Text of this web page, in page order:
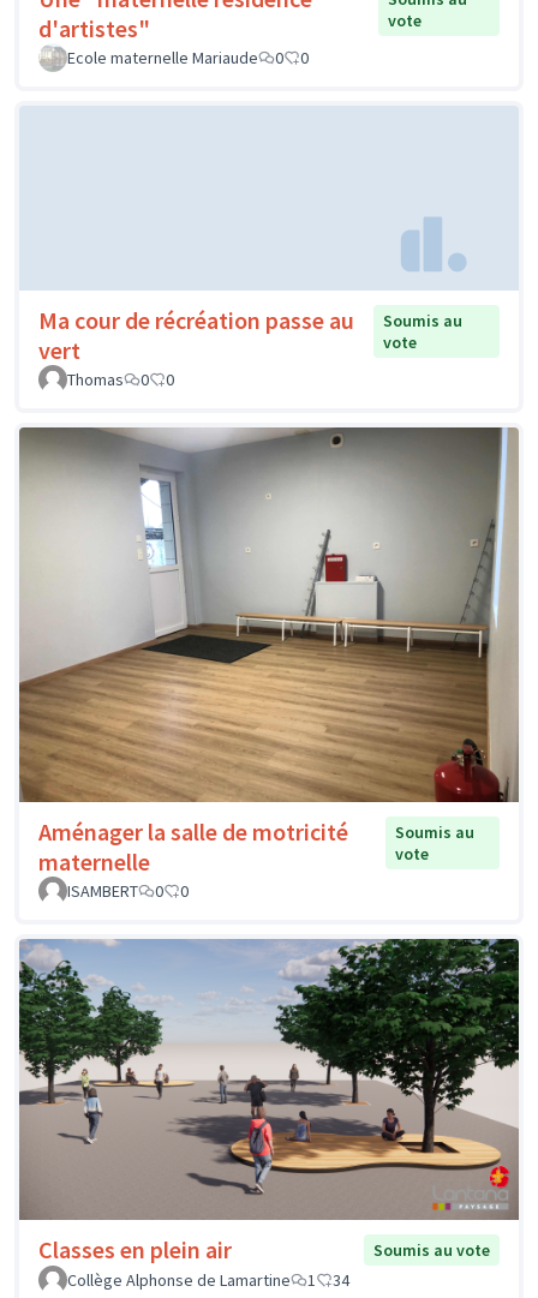
d'artistes"
vote
Ecole maternelle Mariaude
0 0
Ma cour de récréation passe au
vert
Soumis au
vote
Thomas
0 0
Aménager la salle de motricité
maternelle
Soumis au
vote
ISAMBERT
0 0
Classes en plein air
Soumis au vote
Collège Alphonse de Lamartine
1 34